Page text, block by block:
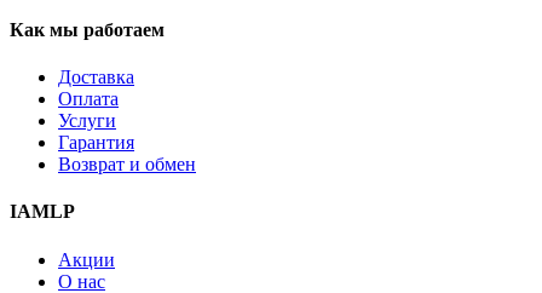
Как мы работаем
Доставка
Оплата
Услуги
Гарантия
Возврат и обмен
IAMLP
Акции
О нас